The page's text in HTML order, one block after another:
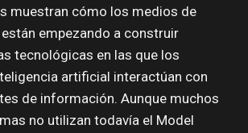
muestran cómo los medios de
empezando a construir
tecnológicas en las que los
artificial interactúan con
de información. Aunque muchos
no utilizan todavía el Model